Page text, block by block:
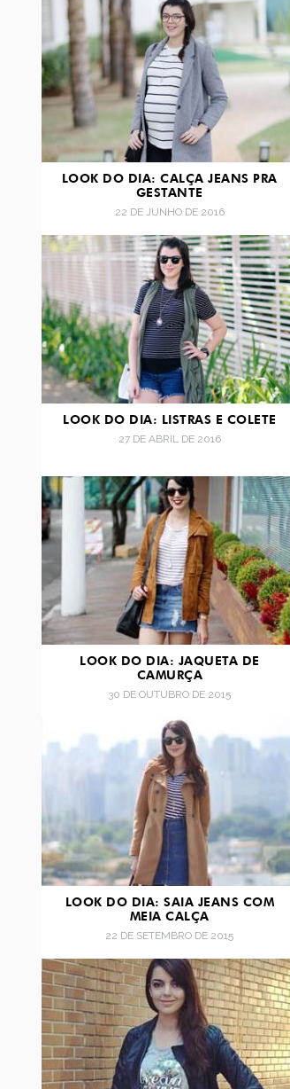
LOOK DO DIA: CALÇA JEANS PRA
GESTANTE
22 DE JUNHO DE 2016
LOOK DO DIA: LISTRAS E COLETE
27 DE ABRIL DE 2016
LOOK DO DIA: JAQUETA DE
CAMURÇA
30 DE OUTUBRO DE 2015
LOOK DO DIA: SAIA JEANS COM
MEIA CALÇA
22 DE SETEMBRO DE 2015